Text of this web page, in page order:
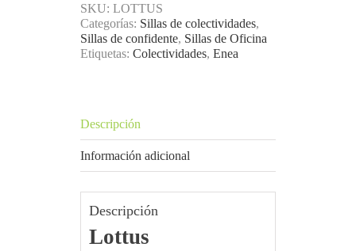
SKU: LOTTUS
Categorías: Sillas de colectividades,
Sillas de confidente, Sillas de Oficina
Etiquetas: Colectividades, Enea
Descripción
Información adicional
Descripción
Lottus